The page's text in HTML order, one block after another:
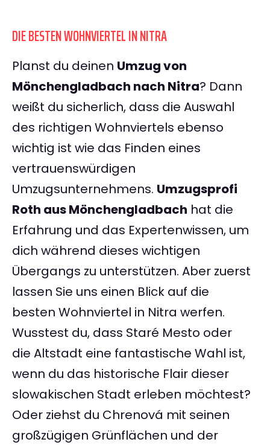
DIE BESTEN WOHNVIERTEL IN NITRA
Planst du deinen Umzug von
Mönchengladbach nach Nitra? Dann
weißt du sicherlich, dass die Auswahl
des richtigen Wohnviertels ebenso
wichtig ist wie das Finden eines
vertrauenswürdigen
Umzugsunternehmens. Umzugsprofi
Roth aus Mönchengladbach hat die
Erfahrung und das Expertenwissen, um
dich während dieses wichtigen
Übergangs zu unterstützen. Aber zuerst
lassen Sie uns einen Blick auf die
besten Wohnviertel in Nitra werfen.
Wusstest du, dass Staré Mesto oder
die Altstadt eine fantastische Wahl ist,
wenn du das historische Flair dieser
slowakischen Stadt erleben möchtest?
Oder ziehst du Chrenová mit seinen
großzügigen Grünflächen und der